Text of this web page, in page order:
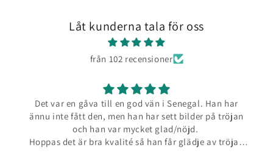
Låt kunderna tala för oss
från 102 recensioner
Det var en gåva till en god vän i Senegal. Han har
ännu inte fått den, men han har sett bilder på tröjan
och han var mycket glad/nöjd.
Hoppas det är bra kvalité så han får glädje av tröjan